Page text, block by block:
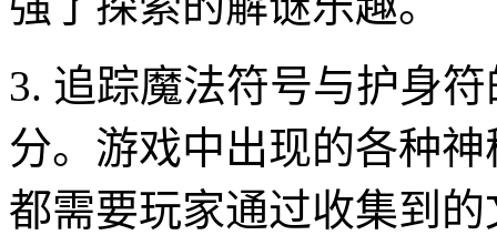
3. 追踪魔法符号与护身
分。游戏中出现的各种
都需要玩家通过收集到